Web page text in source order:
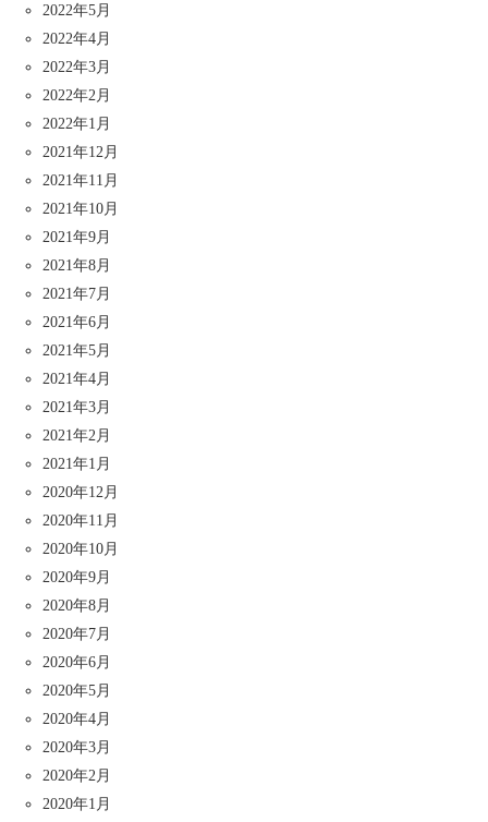
2022年5月
2022年4月
2022年3月
2022年2月
2022年1月
2021年12月
2021年11月
2021年10月
2021年9月
2021年8月
2021年7月
2021年6月
2021年5月
2021年4月
2021年3月
2021年2月
2021年1月
2020年12月
2020年11月
2020年10月
2020年9月
2020年8月
2020年7月
2020年6月
2020年5月
2020年4月
2020年3月
2020年2月
2020年1月